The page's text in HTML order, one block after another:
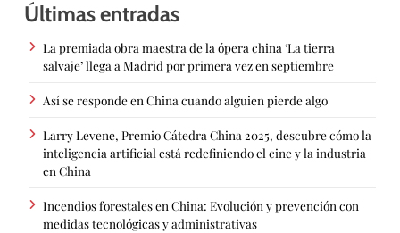
Últimas entradas
La premiada obra maestra de la ópera china ‘La tierra
salvaje’ llega a Madrid por primera vez en septiembre
Así se responde en China cuando alguien pierde algo
Larry Levene, Premio Cátedra China 2025, descubre cómo la
inteligencia artificial está redefiniendo el cine y la industria
en China
Incendios forestales en China: Evolución y prevención con
medidas tecnológicas y administrativas